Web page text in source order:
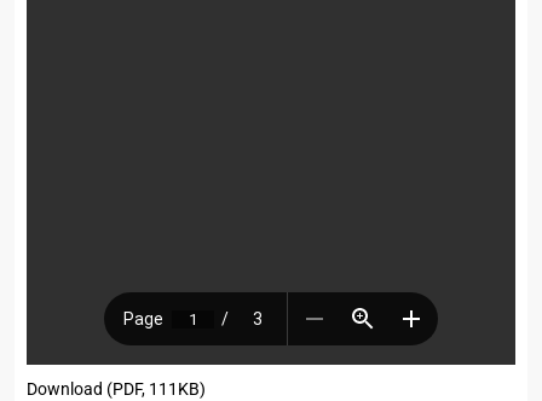
Download (PDF, 111KB)